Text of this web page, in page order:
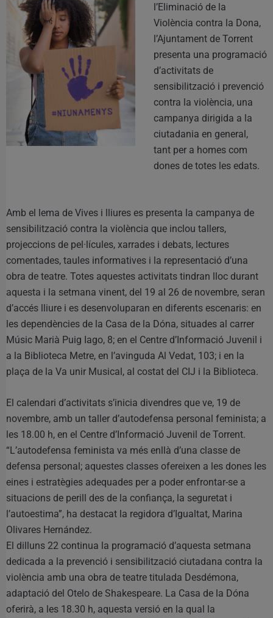
l’Eliminació de la
Violència contra la Dona,
l’Ajuntament de Torrent
presenta una programació
d’activitats de
sensibilització i prevenció
contra la violència, una
campanya dirigida a la
ciutadania en general,
tant per a homes com
dones de totes les edats.
Amb el lema de Vives i lliures es presenta la campanya de
sensibilització contra la violència que inclou tallers,
projeccions de pel·lícules, xarrades i debats, lectures
comentades, taules informatives i la representació d’una
obra de teatre. Totes aquestes activitats tindran lloc durant
aquesta i la setmana vinent, del 19 al 26 de novembre, seran
d’accés lliure i es desenvoluparan en diferents escenaris: en
les dependències de la Casa de la Dóna, situades al carrer
Músic Marià Puig Iago, 8; en el Centre d’Informació Juvenil i
a la Biblioteca Metre, en l’avinguda Al Vedat, 103; i en la
plaça de la Va unir Musical, al costat del CIJ i la Biblioteca.
El calendari d’activitats s’inicia divendres que ve, 19 de
novembre, amb un taller d’autodefensa personal feminista; a
les 18.00 h, en el Centre d’Informació Juvenil de Torrent.
“L’autodefensa feminista va més enllà d’una classe de
defensa personal; aquestes classes ofereixen a les dones les
eines i estratègies adequades per a poder enfrontar-se a
situacions de perill des de la confiança, la seguretat i
l’autoestima”, ha destacat la regidora d’Igualtat, Marina
Olivares Hernández.
El dilluns 22 continua la programació d’aquesta setmana
dedicada a la prevenció i sensibilització ciutadana contra la
violència amb una obra de teatre titulada Desdémona,
adaptació del Otelo de Shakespeare. La Casa de la Dóna
oferirà, a les 18.30 h, aquesta versió en la qual la